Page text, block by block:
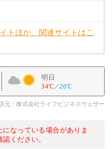
トほか、関連サイトはこ
明日
34℃／26℃
元：株式会社ライフビジネスウェザー
なっている場合がありま
ください。